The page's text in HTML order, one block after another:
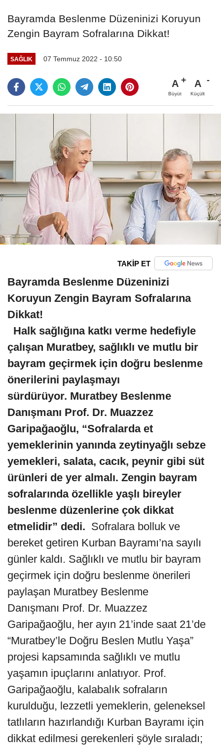
Bayramda Beslenme Düzeninizi Koruyun
Zengin Bayram Sofralarına Dikkat!
SAĞLIK 07 Temmuz 2022 - 10:50
A
Büyüt
A
Küçült
TAKİP ET
Bayramda Beslenme Düzeninizi
Koruyun Zengin Bayram Sofralarına
Dikkat!
Halk sağlığına katkı verme hedefiyle
çalışan Muratbey, sağlıklı ve mutlu bir
bayram geçirmek için doğru beslenme
önerilerini paylaşmayı
sürdürüyor. Muratbey Beslenme
Danışmanı Prof. Dr. Muazzez
Garipağaoğlu, “Sofralarda et
yemeklerinin yanında zeytinyağlı sebze
yemekleri, salata, cacık, peynir gibi süt
ürünleri de yer almalı. Zengin bayram
sofralarında özellikle yaşlı bireyler
beslenme düzenlerine çok dikkat
etmelidir” dedi. Sofralara bolluk ve
bereket getiren Kurban Bayramı’na sayılı
günler kaldı. Sağlıklı ve mutlu bir bayram
geçirmek için doğru beslenme önerileri
paylaşan Muratbey Beslenme
Danışmanı Prof. Dr. Muazzez
Garipağaoğlu, her ayın 21’inde saat 21’de
“Muratbey’le Doğru Beslen Mutlu Yaşa”
projesi kapsamında sağlıklı ve mutlu
yaşamın ipuçlarını anlatıyor. Prof.
Garipağaoğlu, kalabalık sofraların
kurulduğu, lezzetli yemeklerin, geleneksel
tatlıların hazırlandığı Kurban Bayramı için
dikkat edilmesi gerekenleri şöyle sıraladı;